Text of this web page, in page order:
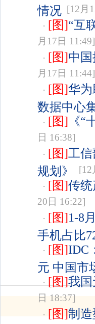
情况
[12月
· [图]“互
月17日 11:49]
· [图]中
月17日 11:44]
· [图]华
数据中心
· [图] 《
日 16:38]
· [图]工
规划》
[12
· [图]传
20日 16:22]
· [图]1-8
手机占比
· [图]IDC
元 中国市
· [图]我
日 18:37]
· [图]制